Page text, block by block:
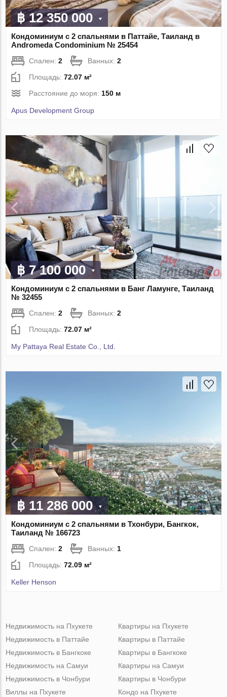
฿ 12 350 000
Кондоминиум с 2 спальнями в Паттайе, Таиланд в
Andromeda Condominium № 25454
Спален:2 Ванных:2
Площадь:72.07 м²
Расстояние до моря: 150 м
Apus Development Group
฿ 7 100 000
Кондоминиум с 2 спальнями в Банг Ламунге, Таиланд
№ 32455
Спален:2 Ванных:2
Площадь:72.07 м²
My Pattaya Real Estate Co., Ltd.
฿ 11 286 000
Кондоминиум с 2 спальнями в Тхонбури, Бангкок,
Таиланд № 166723
Спален:2 Ванных:1
Площадь:72.09 м²
Keller Henson
Недвижимость на Пхукете
Недвижимость в Паттайе
Недвижимость в Бангкоке
Недвижимость на Самуи
Недвижимость в Чонбури
Квартиры на Пхукете
Квартиры в Паттайе
Квартиры в Бангкоке
Квартиры на Самуи
Квартиры в Чонбури
Виллы на Пхукете
Кондо на Пхукете